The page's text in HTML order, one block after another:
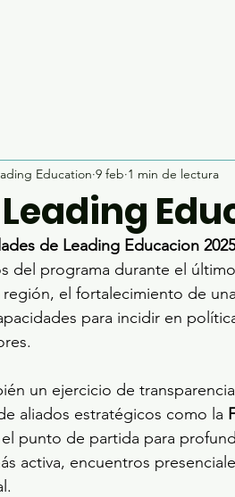
Education 9 feb 1 min de lectura
de Leading Educacion 2025
del programa durante el
el fortalecimiento de
para incidir en
un ejercicio de
aliados estratégicos como la
el punto de partida para
activa, encuentros